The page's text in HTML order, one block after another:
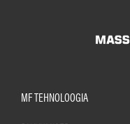
MF TEHNOLOOGIA